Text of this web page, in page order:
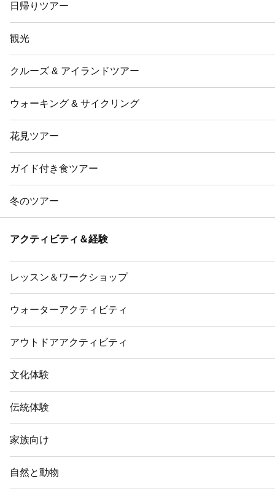
日帰りツアー
観光
クルーズ & アイランドツアー
ウォーキング & サイクリング
花見ツアー
ガイド付き食ツアー
冬のツアー
アクティビティ＆経験
レッスン＆ワークショップ
ウォーターアクティビティ
アウトドアアクティビティ
文化体験
伝統体験
家族向け
自然と動物